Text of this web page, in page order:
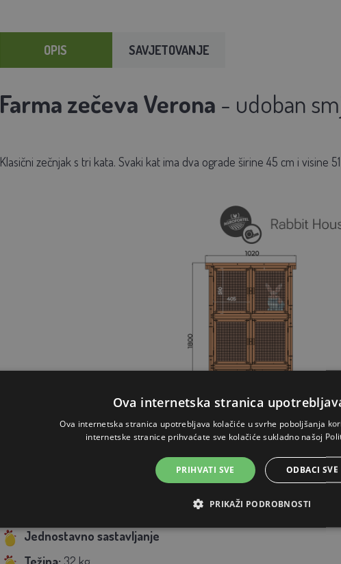
OPIS SAVJETOVANJE
Farma zečeva Verona - udoban
Klasični zečnjak s tri kata. Svaki kat ima dva ograde širine 45 cm i visine
visokokvalitetno masivno smrekovo drvo
Jednostavno sastavljanje
Ova internetska stranica
Ova internetska stranica upotrebljava kolačiće u svrhe poboljšanja
internetske stranice prihvaćate sve kolačiće sukladno našoj
PRIHVATI SVE ODBACI SVE
PRIKAŽI PODROBNOSTI